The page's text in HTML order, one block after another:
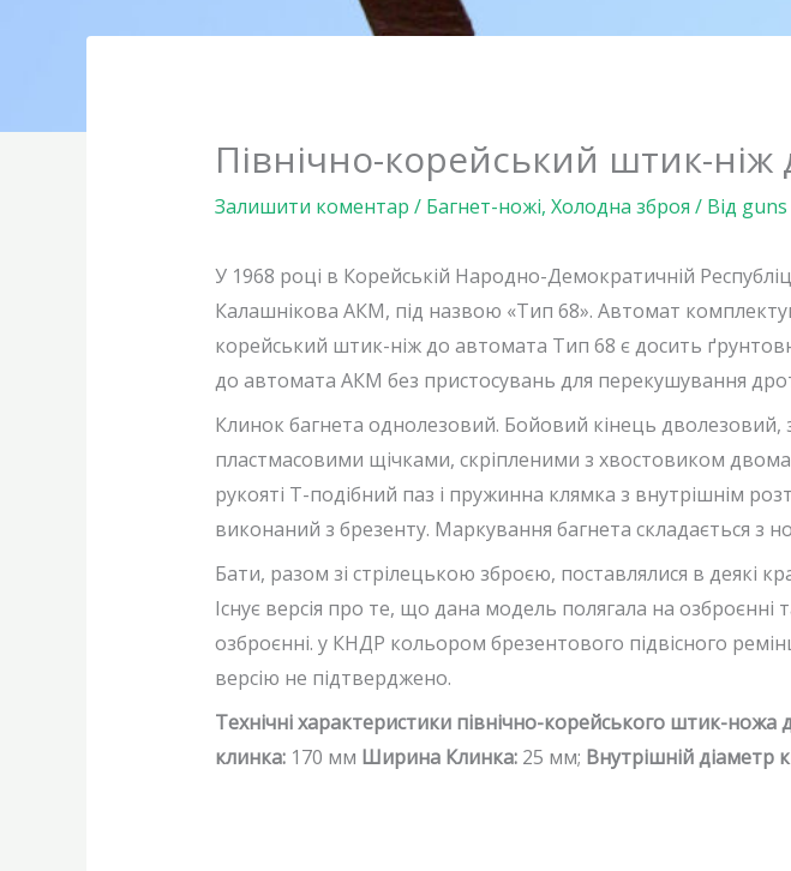
Північно-корейський штик-ніж
Залишити коментар / Багнет-ножі, Холодна зброя / Від guns
У 1968 році в Корейській Народно-Демократичній
Калашнікова АКМ, під назвою «Тип 68». Автомат
корейський штик-ніж до автомата Тип 68 є досить
до автомата АКМ без пристосувань для перекушування
Клинок багнета однолезовий. Бойовий кінець дволезовий,
пластмасовими щічками, скріпленими з хвостовиком
рукояті Т-подібний паз і пружинна клямка з внутрішнім
виконаний з брезенту. Маркування багнета складається з
Бати, разом зі стрілецькою зброєю, поставлялися в деякі
Існує версія про те, що дана модель полягала на озброєнні
озброєнні. у КНДР кольором брезентового підвісного
версію не підтверджено.
Технічні характеристики північно-корейського штик-
клинка:170 мм Ширина Клинка:25 мм; Внутрішній діаметр